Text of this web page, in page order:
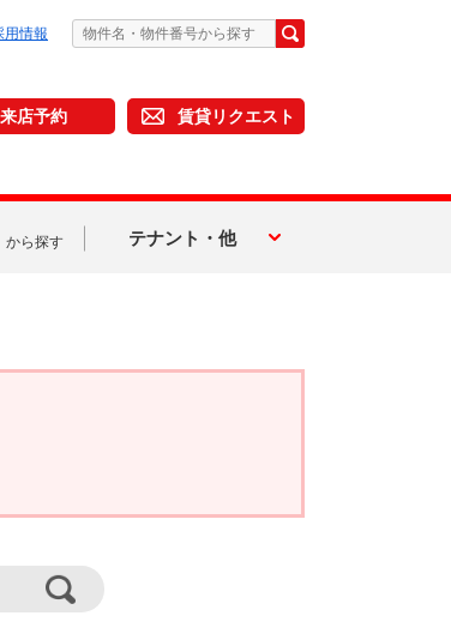
用情報
来店予約 賃貸リクエスト
から探す テナント・他